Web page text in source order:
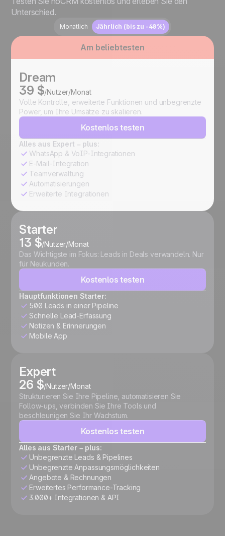
Unterschied.
Monatlich Jährlich (bis zu -40%)
Starter
13 $/Nutzer/Monat
Das Wichtigste im Fokus: Leads in Deals verwandeln. Nur
für Neukunden.
Kostenlos testen
Hauptfunktionen Starter:
500 Leads in einer Pipeline
Schnelle Lead-Erfassung
Notizen & Erinnerungen
Mobile App
Expert
26 $/Nutzer/Monat
Strukturieren Sie Ihre Pipeline, automatisieren Sie
Follow-ups, verbinden Sie Ihre Tools und
beschleunigen Sie Ihr Wachstum.
Kostenlos testen
Alles aus Starter – plus:
Unbegrenzte Leads & Pipelines
Unbegrenzte Anpassungsmöglichkeiten
Angebote & Rechnungen
Erweitertes Performance-Tracking
3.000+ Integrationen & API
Am beliebtesten
Dream
39 $/Nutzer/Monat
Volle Kontrolle, erweiterte Funktionen und unbegrenzte
Power, um Ihre Umsätze zu skalieren.
Kostenlos testen
Alles aus Expert – plus:
WhatsApp & VoIP-Integrationen
E-Mail-Integration
Teamverwaltung
Automatisierungen
Erweiterte Integrationen